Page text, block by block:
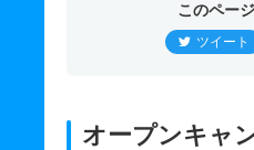
このペー
ツイート
オープンキャ